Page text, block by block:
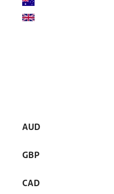
AUD
GBP
CAD